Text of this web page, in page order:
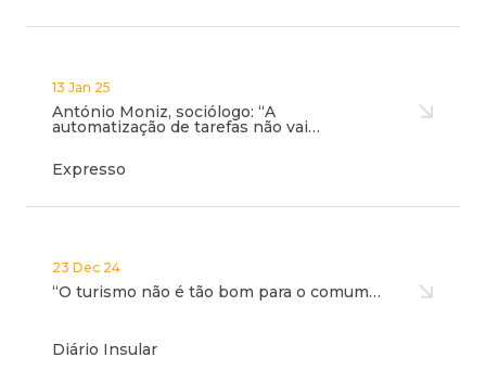
13 Jan 25
António Moniz, sociólogo: “A
automatização de tarefas não vai…
Expresso
23 Dec 24
“O turismo não é tão bom para o comum…
Diário Insular